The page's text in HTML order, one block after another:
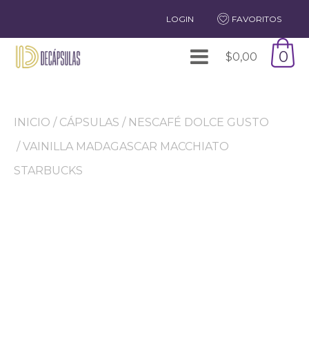
LOGIN FAVORITOS
$0,00 0
INICIO / CÁPSULAS / NESCAFÉ DOLCE GUSTO
/ VAINILLA MADAGASCAR MACCHIATO
STARBUCKS